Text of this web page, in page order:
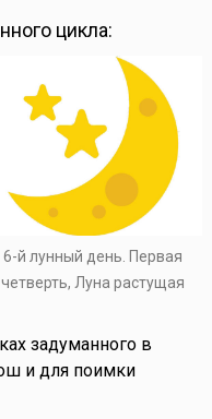
цикла:
6-й лунный день. Первая
четверть, Луна растущая
задуманного в
и для поимки